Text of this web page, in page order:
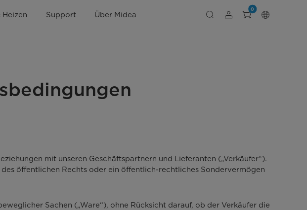
Heizen Support Über Midea
0
mit unseren Geschäftspartnern und Lieferanten („Verkäufer“).
öffentlichen Rechts oder ein öffentlich-rechtliches Sondervermögen
Sachen („Ware“), ohne Rücksicht darauf, ob der Verkäufer die